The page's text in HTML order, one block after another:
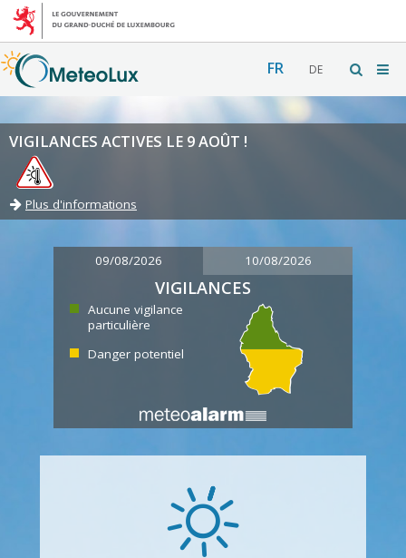
FR DE
VIGILANCES ACTIVES LE 9 AOÛT !
Plus d'informations
09/08/2026 10/08/2026
VIGILANCES
Aucune vigilance
particulière
Danger potentiel